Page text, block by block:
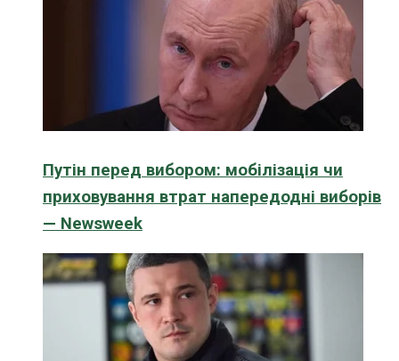
Путін перед вибором: мобілізація чи
приховування втрат напередодні виборів
— Newsweek